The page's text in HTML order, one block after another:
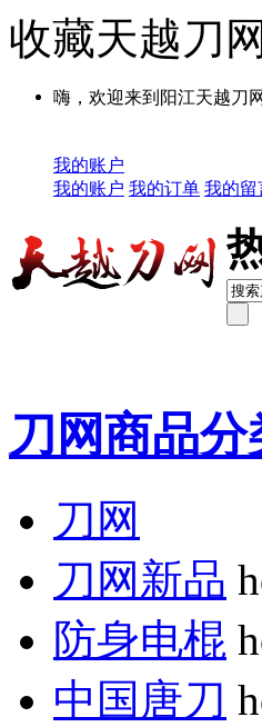
收藏天越刀网
嗨，欢迎来到阳江天越刀
我的账户
我的账户 我的订单 我的留
刀网商品分
刀网
刀网新品
防身电棍
中国唐刀